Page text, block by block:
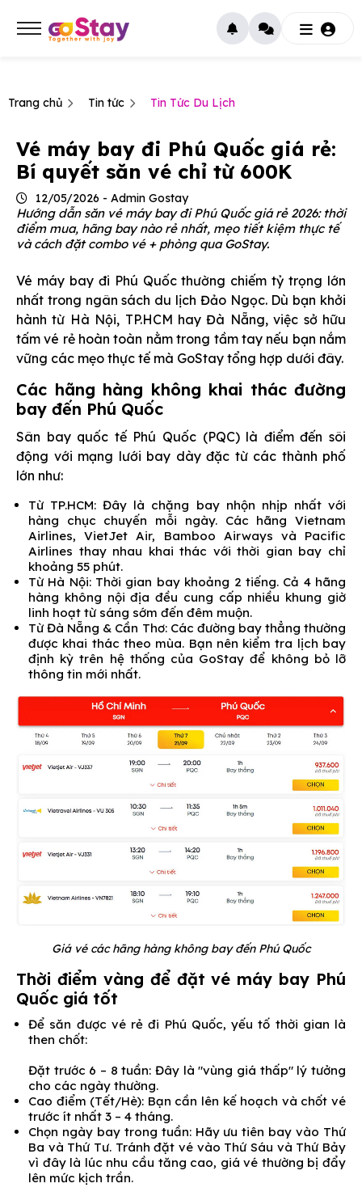
Trang chủ Tin tức Tin Tức Du Lịch
Vé máy bay đi Phú Quốc giá rẻ:
Bí quyết săn vé chỉ từ 600K
12/05/2026 - Admin Gostay
Hướng dẫn săn vé máy bay đi Phú Quốc giá rẻ 2026: thời
điểm mua, hãng bay nào rẻ nhất, mẹo tiết kiệm thực tế
và cách đặt combo vé + phòng qua GoStay.
Vé máy bay đi Phú Quốc thường chiếm tỷ trọng lớn
nhất trong ngân sách du lịch Đảo Ngọc. Dù bạn khởi
hành từ Hà Nội, TP.HCM hay Đà Nẵng, việc sở hữu
tấm vé rẻ hoàn toàn nằm trong tầm tay nếu bạn nắm
vững các mẹo thực tế mà GoStay tổng hợp dưới đây.
Các hãng hàng không khai thác đường
bay đến Phú Quốc
Sân bay quốc tế Phú Quốc (PQC) là điểm đến sôi
động với mạng lưới bay dày đặc từ các thành phố
lớn như:
Từ TP.HCM: Đây là chặng bay nhộn nhịp nhất với
hàng chục chuyến mỗi ngày. Các hãng Vietnam
Airlines, VietJet Air, Bamboo Airways và Pacific
Airlines thay nhau khai thác với thời gian bay chỉ
khoảng 55 phút.
Từ Hà Nội: Thời gian bay khoảng 2 tiếng. Cả 4 hãng
hàng không nội địa đều cung cấp nhiều khung giờ
linh hoạt từ sáng sớm đến đêm muộn.
Từ Đà Nẵng & Cần Thơ: Các đường bay thẳng thường
được khai thác theo mùa. Bạn nên kiểm tra lịch bay
định kỳ trên hệ thống của GoStay để không bỏ lỡ
thông tin mới nhất.
Giá vé các hãng hàng không bay đến Phú Quốc
Thời điểm vàng để đặt vé máy bay Phú
Quốc giá tốt
Để săn được vé rẻ đi Phú Quốc, yếu tố thời gian là
then chốt:
Đặt trước 6 – 8 tuần: Đây là "vùng giá thấp" lý tưởng
cho các ngày thường.
Cao điểm (Tết/Hè): Bạn cần lên kế hoạch và chốt vé
trước ít nhất 3 – 4 tháng.
Chọn ngày bay trong tuần: Hãy ưu tiên bay vào Thứ
Ba và Thứ Tư. Tránh đặt vé vào Thứ Sáu và Thứ Bảy
vì đây là lúc nhu cầu tăng cao, giá vé thường bị đẩy
lên mức kịch trần.